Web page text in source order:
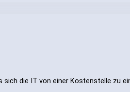
die IT von einer Kostenstelle zu